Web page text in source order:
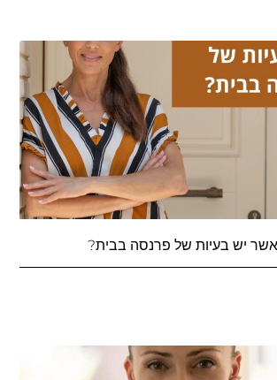
יש בעיות של פרנסה בבית?